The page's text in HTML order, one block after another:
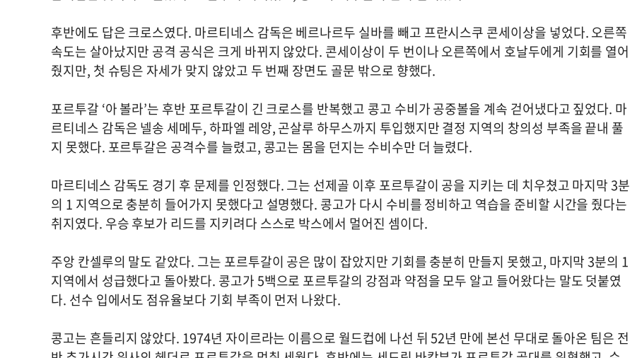
후반에도 답은 크로스였다. 마르티네스 감독은 베르나르두 실바를 빼고 프란시스쿠 콘세이상을 넣었다. 오른쪽
속도는 살아났지만 공격 공식은 크게 바뀌지 않았다. 콘세이상이 두 번이나 오른쪽에서 호날두에게 기회를 열어
줬지만, 첫 슈팅은 자세가 맞지 않았고 두 번째 장면도 골문 밖으로 향했다.
포르투갈 ‘아 볼라’는 후반 포르투갈이 긴 크로스를 반복했고 콩고 수비가 공중볼을 계속 걷어냈다고 짚었다. 마
르티네스 감독은 넬송 세메두, 하파엘 레앙, 곤살루 하무스까지 투입했지만 결정 지역의 창의성 부족을 끝내 풀
지 못했다. 포르투갈은 공격수를 늘렸고, 콩고는 몸을 던지는 수비수만 더 늘렸다.
마르티네스 감독도 경기 후 문제를 인정했다. 그는 선제골 이후 포르투갈이 공을 지키는 데 치우쳤고 마지막 3분
의 1 지역으로 충분히 들어가지 못했다고 설명했다. 콩고가 다시 수비를 정비하고 역습을 준비할 시간을 줬다는
취지였다. 우승 후보가 리드를 지키려다 스스로 박스에서 멀어진 셈이다.
주앙 칸셀루의 말도 같았다. 그는 포르투갈이 공은 많이 잡았지만 기회를 충분히 만들지 못했고, 마지막 3분의 1
지역에서 성급했다고 돌아봤다. 콩고가 5백으로 포르투갈의 강점과 약점을 모두 알고 들어왔다는 말도 덧붙였
다. 선수 입에서도 점유율보다 기회 부족이 먼저 나왔다.
콩고는 흔들리지 않았다. 1974년 자이르라는 이름으로 월드컵에 나선 뒤 52년 만에 본선 무대로 돌아온 팀은 전